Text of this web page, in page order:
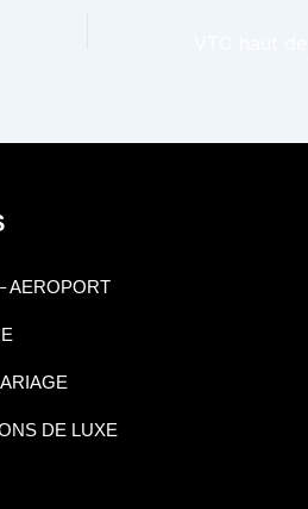
AEROPORT
DE LUXE